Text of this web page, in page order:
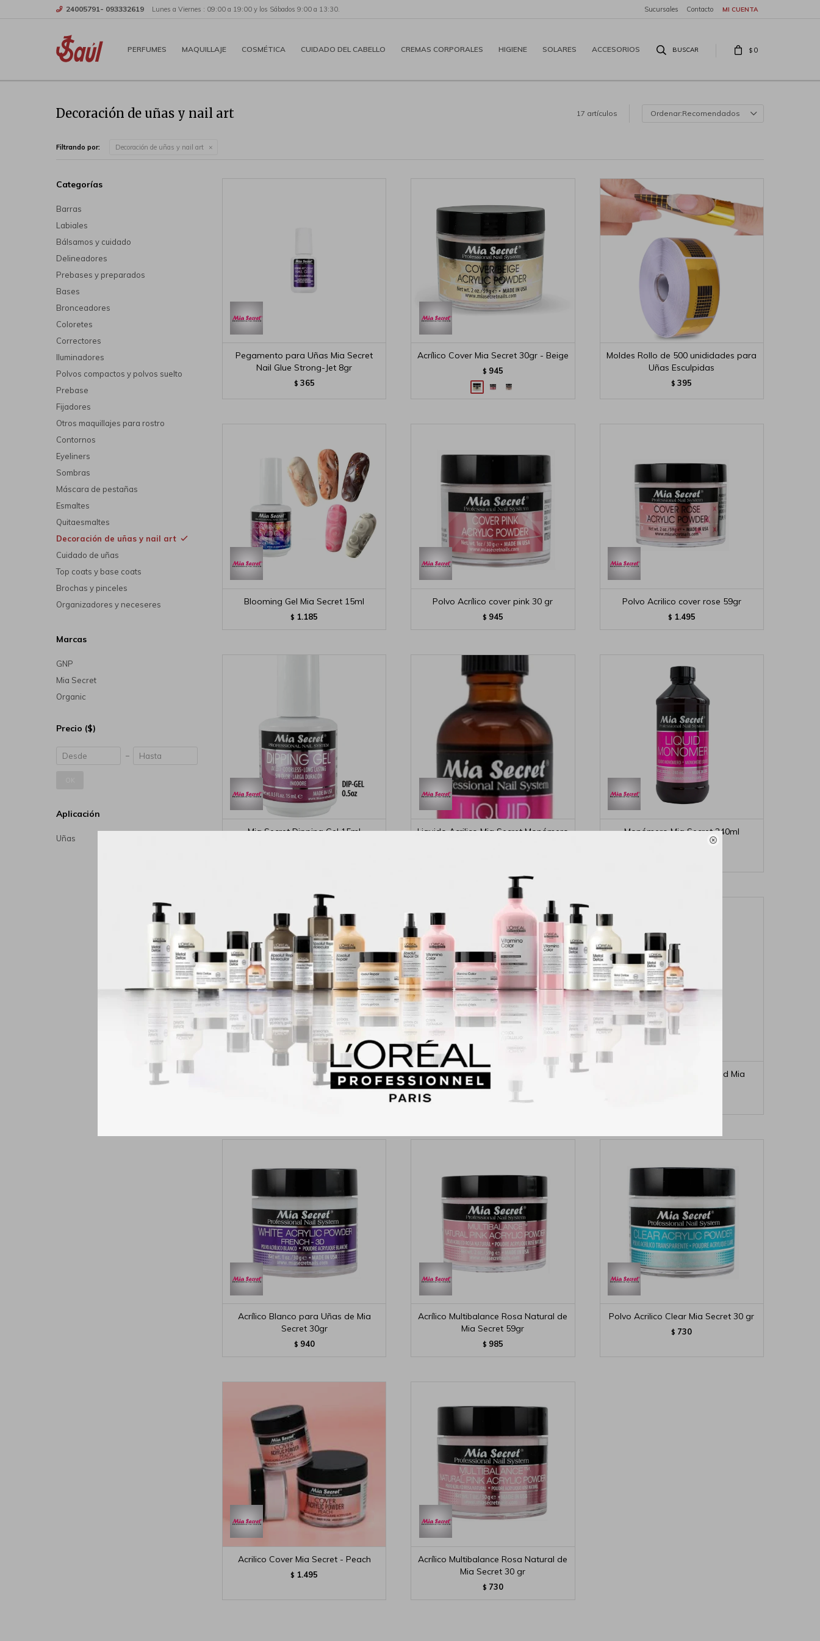

PERFUMES MAQUILLAJE COSMÉTICA CUIDADO DEL CABELLO CREMAS CORPORALES HIGIENE SOLARES ACCESORIOS $ 0
24005791- 093332619 Lunes a Viernes : 09:00 a 19:00 y los Sábados 9:00 a 13:30. Sucursales Contacto
Decoración de uñas y nail art 17 artículos Recomendados
Filtrando por: Decoración de uñas y nail art
Pegamento para Uñas Mia Secret
Nail Glue Strong-Jet 8gr
$ 365
Acrílico Cover Mia Secret 30gr - Beige
$ 945
Moldes Rollo de 500 unididades para
Uñas Esculpidas
$ 395
Blooming Gel Mia Secret 15ml
$ 1.185
Polvo Acrílico cover pink 30 gr
$ 945
Polvo Acrilico cover rose 59gr
$ 1.495
Mia Secret Dipping Gel 15ml
Liquido Acrilico Mia Secret Monómero
Monómero Mia Secret 240ml
Polvo Acrílico Mia Secret Frosted Pink
Monomero Organic Nails 240 ml
$ 2.050
Primer para uñas Xtrabond Mia
Acrílico Blanco para Uñas de Mia
Secret 30gr
$ 940
Acrílico Multibalance Rosa Natural de
Mia Secret 59gr
$ 985
Polvo Acrilico Clear Mia Secret 30 gr
$ 730
Acrilico Cover Mia Secret - Peach
$ 1.495
Acrílico Multibalance Rosa Natural de
Mia Secret 30 gr
$ 730
Categorías
Barras
Labiales
Bálsamos y cuidado
Delineadores
Prebases y preparados
Bases
Bronceadores
Coloretes
Correctores
Iluminadores
Polvos compactos y polvos suelto
Prebase
Fijadores
Otros maquillajes para rostro
Contornos
Eyeliners
Sombras
Máscara de pestañas
Esmaltes
Quitaesmaltes
Decoración de uñas y nail art
Cuidado de uñas
Top coats y base coats
Brochas y pinceles
Organizadores y neceseres
Marcas
GNP
Mia Secret
Organic
Precio ($)
Aplicación
Uñas